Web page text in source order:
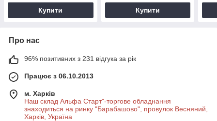
Купити Купити
Про нас
96% позитивних з 231 відгука за рік
Працює з 06.10.2013
м. Харків
Наш склад Альфа Старт"-торгове обладнання
знаходиться на ринку "Барабашово", провулок Весняний,
Харків, Україна